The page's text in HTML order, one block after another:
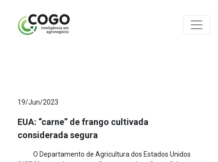
19/Jun/2023
EUA: “carne” de frango cultivada
considerada segura
O Departamento de Agricultura dos Estados Unidos